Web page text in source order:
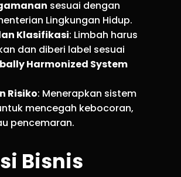
sesuai dengan
Lingkungan Hidup.
Klasifikasi: Limbah harus
dan diberi label sesuai
Harmonized System
Risiko: Menerapkan sistem
mencegah kebocoran,
pencemaran.
Bisnis